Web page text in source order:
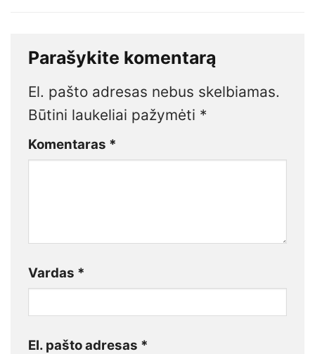
Parašykite komentarą
El. pašto adresas nebus skelbiamas.
Būtini laukeliai pažymėti *
Komentaras *
Vardas *
El. pašto adresas *